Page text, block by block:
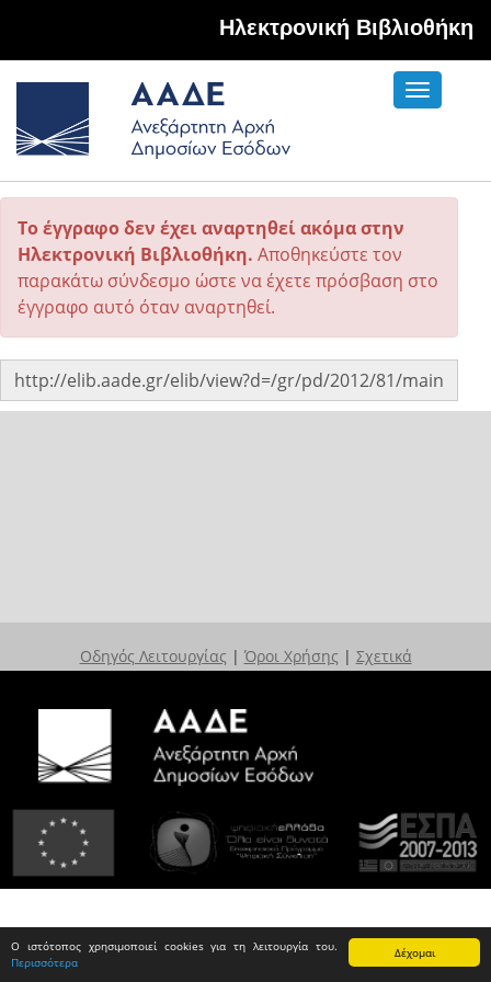
Δέχομαι
Ο ιστότοπος χρησιμοποιεί cookies για τη λειτουργία του.
Περισσότερα
Hλεκτρονική Βιβλιοθήκη
Toggle
Το έγγραφο δεν έχει αναρτηθεί ακόμα στην
Ηλεκτρονική Βιβλιοθήκη. Αποθηκεύστε τον
παρακάτω σύνδεσμο ώστε να έχετε πρόσβαση στο
έγγραφο αυτό όταν αναρτηθεί.
Οδηγός Λειτουργίας | Όροι Χρήσης | Σχετικά